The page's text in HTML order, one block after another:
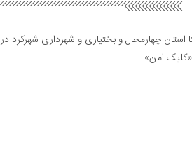
استان چهارمحال و بختیاری و شهرداری شهرکرد در
امن»